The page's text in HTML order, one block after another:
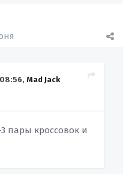
Mad Jack
пары кроссовок и